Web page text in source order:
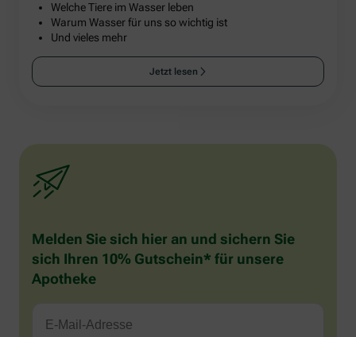
Welche Tiere im Wasser leben
Warum Wasser für uns so wichtig ist
Und vieles mehr
Jetzt lesen
Melden Sie sich hier an und sichern Sie
sich Ihren 10% Gutschein* für unsere
Apotheke